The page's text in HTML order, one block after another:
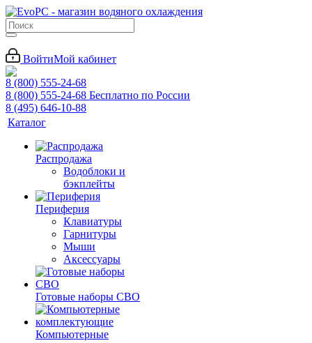
ВойтиМой кабинет
8 (800) 555-24-68
8 (800) 555-24-68 Бесплатно по России
8 (495) 646-10-88
Каталог
Распродажа
Водоблоки и
бэкплейты
Периферия
Клавиатуры
Гарнитуры
Мыши
Аксессуары
Готовые наборы СВО
Компьютерные